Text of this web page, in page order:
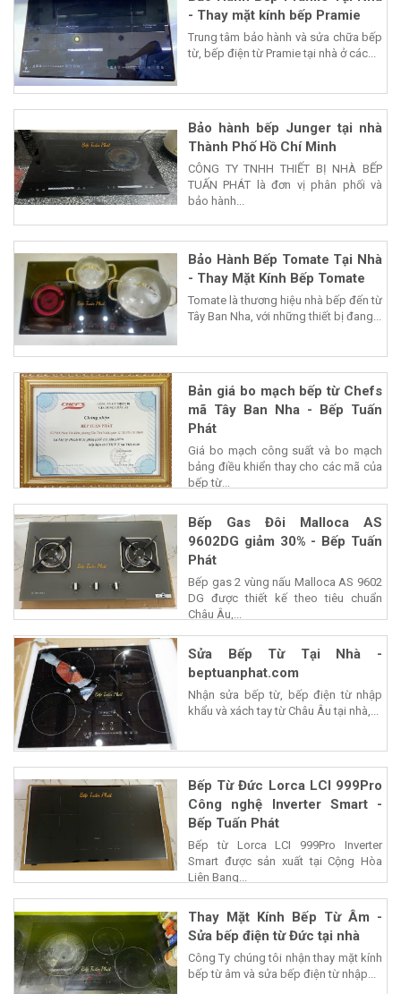
- Thay mặt kính bếp Pramie
Trung tâm bảo hành và sửa chữa bếp
từ, bếp điện từ Pramie tại nhà ở các...
Bảo hành bếp Junger tại nhà
Thành Phố Hồ Chí Minh
CÔNG TY TNHH THIẾT BỊ NHÀ BẾP
TUẤN PHÁT là đơn vị phân phối và
bảo hành...
Bảo Hành Bếp Tomate Tại Nhà
- Thay Mặt Kính Bếp Tomate
Tomate là thương hiệu nhà bếp đến từ
Tây Ban Nha, với những thiết bị đang...
Bản giá bo mạch bếp từ Chefs
mã Tây Ban Nha - Bếp Tuấn
Phát
Giá bo mạch công suất và bo mạch
bảng điều khiển thay cho các mã của
bếp từ...
Bếp Gas Đôi Malloca AS
9602DG giảm 30% - Bếp Tuấn
Phát
Bếp gas 2 vùng nấu Malloca AS 9602
DG được thiết kế theo tiêu chuẩn
Châu Âu,...
Sửa Bếp Từ Tại Nhà -
beptuanphat.com
Nhận sửa bếp từ, bếp điện từ nhập
khẩu và xách tay từ Châu Âu tại nhà,...
Bếp Từ Đức Lorca LCI 999Pro
Công nghệ Inverter Smart -
Bếp Tuấn Phát
Bếp từ Lorca LCI 999Pro Inverter
Smart được sản xuất tại Cộng Hòa
Liên Bang...
Thay Mặt Kính Bếp Từ Âm -
Sửa bếp điện từ Đức tại nhà
Công Ty chúng tôi nhận thay mặt kính
bếp từ âm và sửa bếp điện từ nhập...